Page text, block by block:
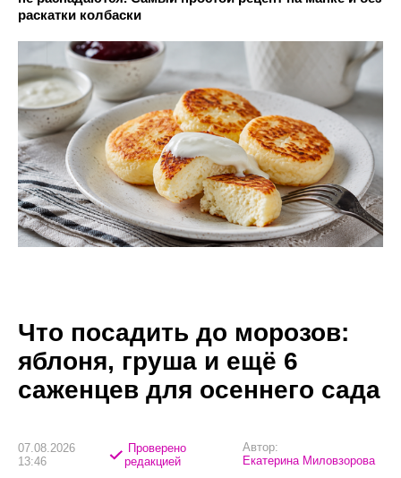
раскатки колбаски
Что посадить до морозов:
яблоня, груша и ещё 6
саженцев для осеннего сада
07.08.2026
13:46
Проверено
редакцией
Автор:
Екатерина Миловзорова